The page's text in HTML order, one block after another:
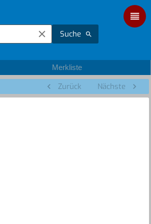
Suche
Merkliste
Zurück Nächste